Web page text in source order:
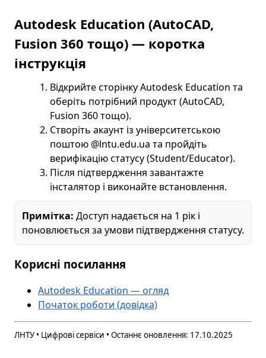
Autodesk Education (AutoCAD,
Fusion 360 тощо) — коротка
інструкція
Відкрийте сторінку Autodesk Education та
оберіть потрібний продукт (AutoCAD,
Fusion 360 тощо).
Створіть акаунт із університетською
поштою @lntu.edu.ua та пройдіть
верифікацію статусу (Student/Educator).
Після підтвердження завантажте
інсталятор і виконайте встановлення.
Примітка: Доступ надається на 1 рік і
поновлюється за умови підтвердження статусу.
Корисні посилання
Autodesk Education — огляд
Початок роботи (довідка)
ЛНТУ • Цифрові сервіси • Останнє оновлення: 17.10.2025